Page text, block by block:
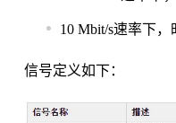
10 Mbit/s速率下
信号定义如下：